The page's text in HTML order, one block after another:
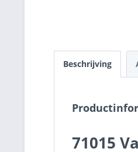
Beschrijving
71015